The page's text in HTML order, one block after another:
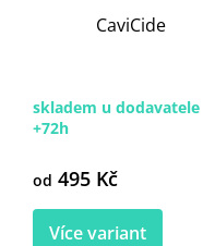
CaviCide
skladem u dodavatele
+72h
od 495 Kč
Více variant